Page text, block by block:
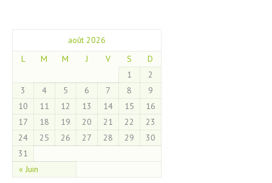
août 2026
L
M M J V S D
« Juin
1
2
3
4 5 6 7 8
9
10
11 12 13 14 15
16
17
18 19 20 21 22
23
24
25 26 27 28 29
30
31